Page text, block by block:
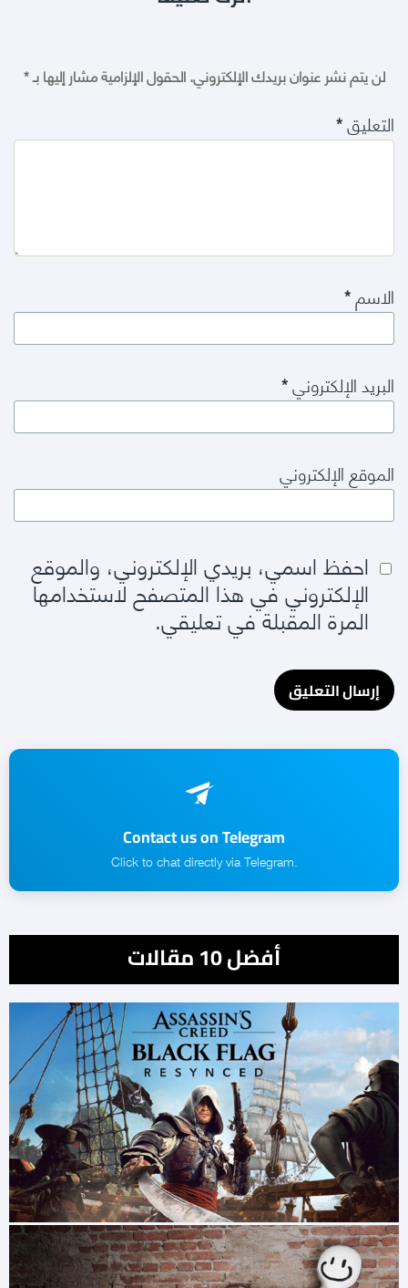
لن يتم نشر عنوان بريدك الإلكتروني.الحقول الإلزامية مشار إليها بـ*
التعليق*
الاسم*
البريد الإلكتروني*
الموقع الإلكتروني
احفظ اسمي، بريدي الإلكتروني، والموقع
الإلكتروني في هذا المتصفح لاستخدامها
المرة المقبلة في تعليقي.
Contact us on Telegram
.Click to chat directly via Telegram
أفضل 10 مقالات